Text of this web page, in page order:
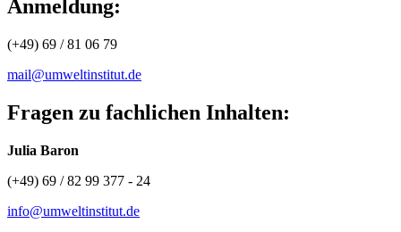
Anmeldung:
(+49) 69 / 81 06 79
mail@umweltinstitut.de
Fragen zu fachlichen Inhalten:
Julia Baron
(+49) 69 / 82 99 377 - 24
info@umweltinstitut.de